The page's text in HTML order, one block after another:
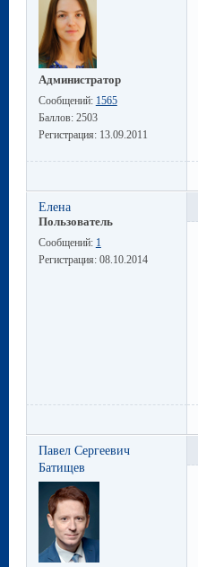
Администратор
Сообщений: 1565
Баллов: 2503
Регистрация: 13.09.2011
Елена
Пользователь
Сообщений: 1
Регистрация: 08.10.2014
Павел Сергеевич
Батищев